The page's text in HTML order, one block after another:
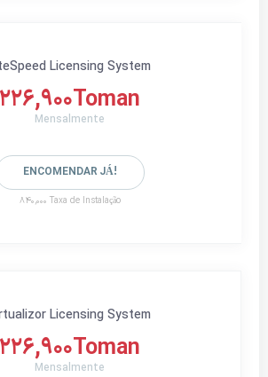
Licensing System
226,900Toman
Mensalmente
ENCOMENDAR JÁ!
840,000 Taxa de Instalação
Licensing System
226,900Toman
Mensalmente